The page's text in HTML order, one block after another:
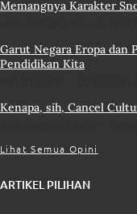
Memangnya Karakter
Garut Negara Eropa dan
Pendidikan Kita
Kenapa, sih, Cancel
Lihat Semua Opini
ARTIKEL PILIHAN